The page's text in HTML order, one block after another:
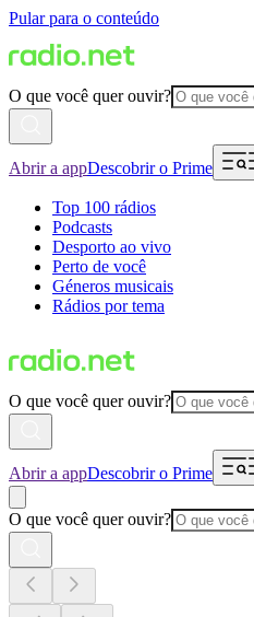
Pular para o conteúdo
O que você quer ouvir?
Abrir a appDescobrir o Prime
Top 100 rádios
Podcasts
Desporto ao vivo
Perto de você
Géneros musicais
Rádios por tema
O que você quer ouvir?
Abrir a appDescobrir o Prime
O que você quer ouvir?